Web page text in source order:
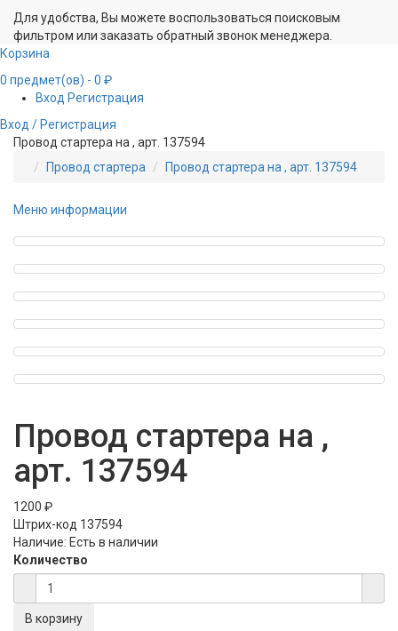
Для удобства, Вы можете воспользоваться поисковым
фильтром или заказать обратный звонок менеджера.
Корзина
0 предмет(ов) - 0 ₽
Вход Регистрация
Вход / Регистрация
Провод стартера на , арт. 137594
Провод стартера
Провод стартера на , арт. 137594
Меню информации
Провод стартера на ,
арт. 137594
1200 ₽
Штрих-код 137594
Наличие: Есть в наличии
Количество